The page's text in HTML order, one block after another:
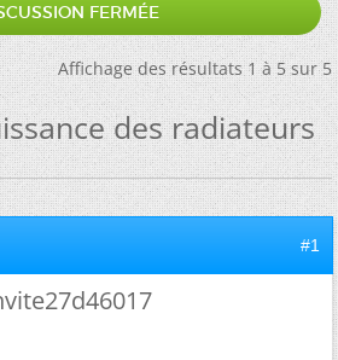
FERMÉE
Affichage des résultats 1 à 5 sur 5
des radiateurs
#1